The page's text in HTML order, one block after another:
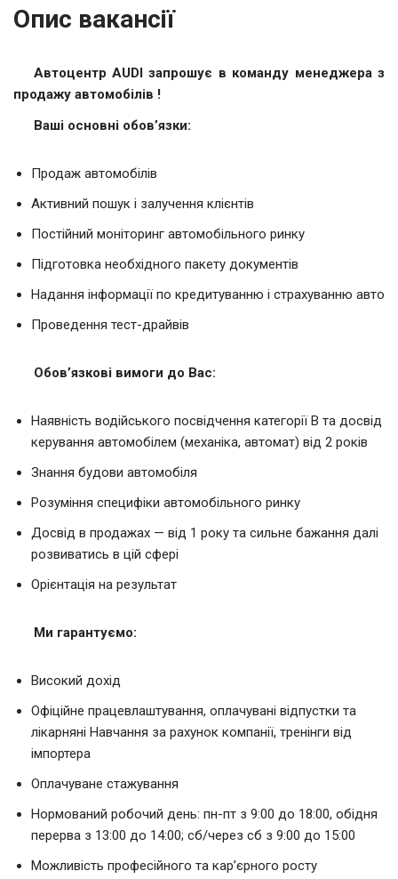
Опис вакансії
Автоцентр AUDI запрошує в команду менеджера з
продажу автомобілів !
Ваші основні обов’язки:
Продаж автомобілів
Активний пошук і залучення клієнтів
Постійний моніторинг автомобільного ринку
Підготовка необхідного пакету документів
Надання інформації по кредитуванню і страхуванню авто
Проведення тест-драйвів
Обов’язкові вимоги до Вас:
Наявність водійського посвідчення категорії В та досвід
керування автомобілем (механіка, автомат) від 2 років
Знання будови автомобіля
Розуміння специфіки автомобільного ринку
Досвід в продажах — від 1 року та сильне бажання далі
розвиватись в цій сфері
Орієнтація на результат
Ми гарантуємо:
Високий дохід
Офіційне працевлаштування, оплачувані відпустки та
лікарняні Навчання за рахунок компанії, тренінги від
імпортера
Оплачуване стажування
Нормований робочий день: пн-пт з 9:00 до 18:00, обідня
перерва з 13:00 до 14:00; сб/через сб з 9:00 до 15:00
Можливість професійного та кар’єрного росту